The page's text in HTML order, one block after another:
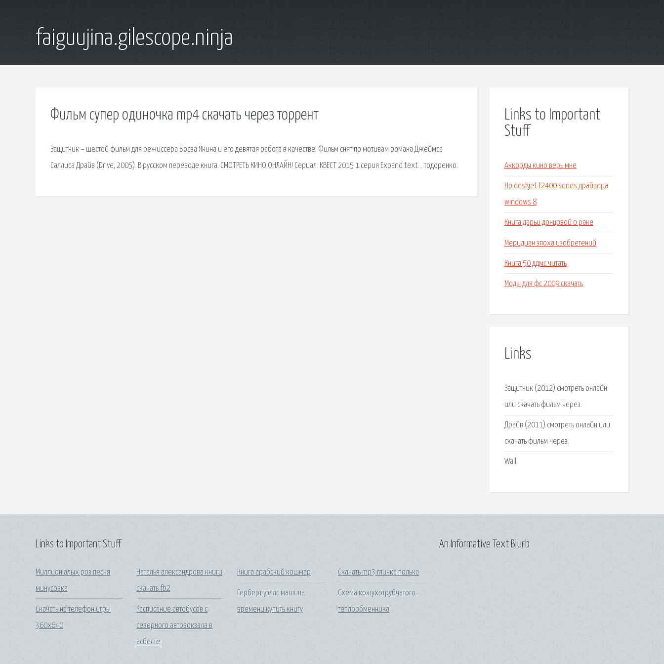
faiguujina.gilescope.ninja
Фильм супер одиночка mp4 скачать через торрент
Защитник – шестой фильм для режиссера Боаза Якина и его девятая работа в качестве. Фильм снят по мотивам романа Джеймса
Саллиса Драйв (Drive, 2005). В русском переводе книга. СМОТРЕТЬ КИНО ОНЛАЙН! Сериал: КВЕСТ 2015 1 серия Expand text… тодоренко.
Links to Important
Stuff
Аккорды кино верь мне
Hp deskjet f2400 series драйвера
windows 8
Книга дарьи донцовой о раке
Меридиан эпоха изобретений
Книга 50 ддмс читать
Моды для фс 2009 скачать
Links
Защитник (2012) смотреть онлайн
или скачать фильм через.
Драйв (2011) смотреть онлайн или
скачать фильм через.
Wall.
Links to Important Stuff
Миллион алых роз песня
минусовка
Скачать на телефон игры
360х640
Наталья александрова книги
скачать fb2
Расписание автобусов с
северного автовокзала в
асбесте
Книга арабский кошмар
Герберт уэллс машина
времени купить книгу
Скачать mp3 глинка полька
Схема кожухотрубчатого
теплообменника
An Informative Text Blurb